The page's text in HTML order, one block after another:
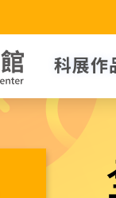
科展作